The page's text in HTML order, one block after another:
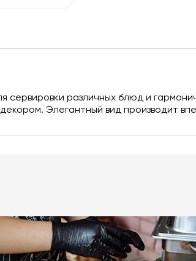
сервировки различных блюд и
Элегантный вид производит